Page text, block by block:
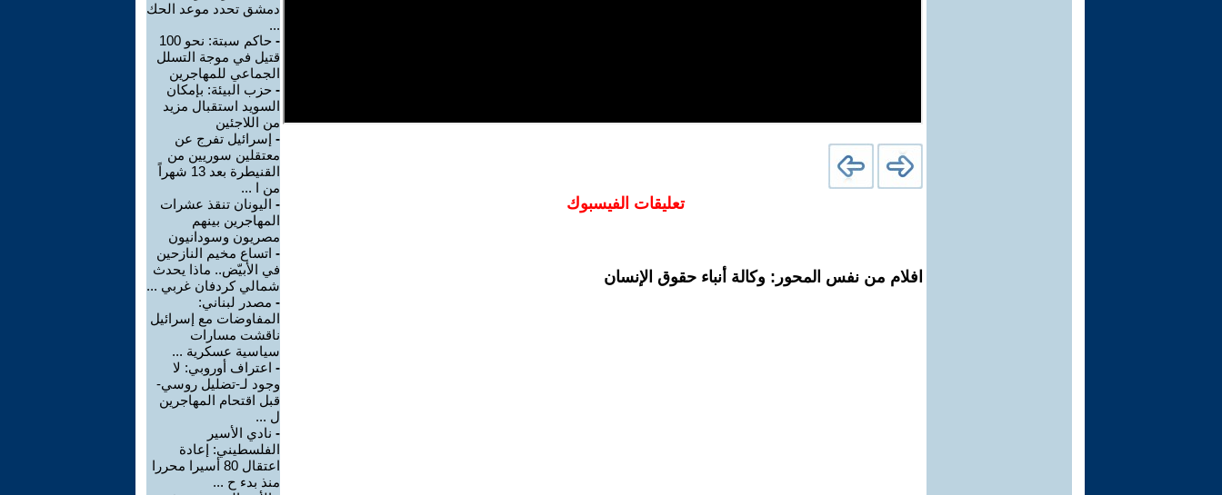
تعليقات الفيسبوك
افلام من نفس المحور: وكالة أنباء حقوق الإنسان
دمشق تحدد موعد الحك
...
-
حاكم سبتة: نحو 100
قتيل في موجة التسلل
الجماعي للمهاجرين
- حزب البيئة: بإمكان
السويد استقبال مزيد
من اللاجئين
- إسرائيل تفرج عن
معتقلين سوريين من
القنيطرة بعد 13 شهراً
من ا ...
- اليونان تنقذ عشرات
المهاجرين بينهم
مصريون وسودانيون
- اتساع مخيم النازحين
في الأبيّض.. ماذا يحدث
شمالي كردفان غربي ...
- مصدر لبناني:
المفاوضات مع إسرائيل
ناقشت مسارات
سياسية عسكرية ...
- اعتراف أوروبي: لا
وجود لـ-تضليل روسي-
قبل اقتحام المهاجرين
ل ...
- نادي الأسير
الفلسطيني: إعادة
اعتقال 80 أسيرا محررا
منذ بدء ح ...